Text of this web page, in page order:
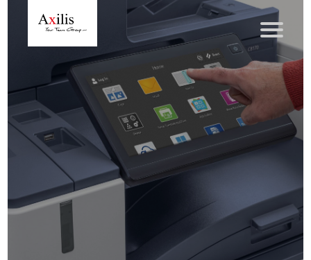
Axilis et ses engagements
Qui sommes-nous
Axilis s’engage
Solutions dématérialisation
Dématérialisation du courrier sortant
Automatisation de factures fournisseurs
Numérisation des Notes de Frais
Sécurité et sauvegarde des données